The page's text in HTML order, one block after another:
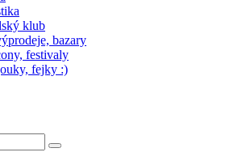
klub
bazary
festivaly
fejky :)